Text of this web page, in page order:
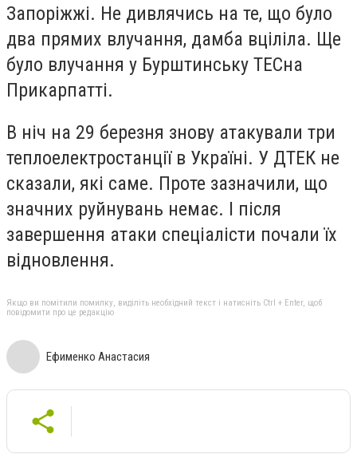
Запоріжжі. Не дивлячись на те, що було
два прямих влучання, дамба вціліла. Ще
було влучання у Бурштинську ТЕСна
Прикарпатті.
В ніч на 29 березня знову атакували три
теплоелектростанції в Україні. У ДТЕК не
сказали, які саме. Проте зазначили, що
значних руйнувань немає. І після
завершення атаки спеціалісти почали їх
відновлення.
Якщо ви помітили помилку, виділіть необхідний текст і натисніть Ctrl + Enter, щоб
повідомити про це редакцію
Ефименко Анастасия